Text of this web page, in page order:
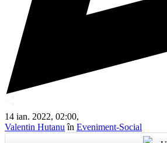
14 ian. 2022, 02:00,
Valentin Hutanu în Eveniment-Social